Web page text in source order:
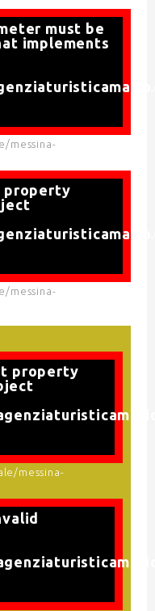
must be
implements
messina-
property
messina-
property
messina-